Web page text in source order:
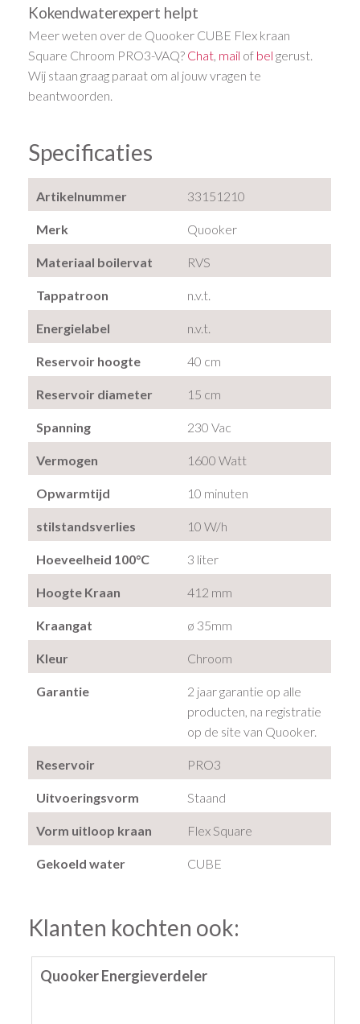
Kokendwaterexpert helpt
Meer weten over de Quooker CUBE Flex kraan
Square Chroom PRO3-VAQ? Chat, mail of bel gerust.
Wij staan graag paraat om al jouw vragen te
beantwoorden.
Specificaties
Artikelnummer 33151210
Merk Quooker
Materiaal boilervat RVS
Tappatroon n.v.t.
Energielabel n.v.t.
Reservoir hoogte 40 cm
Reservoir diameter 15 cm
Spanning 230 Vac
Vermogen 1600 Watt
Opwarmtijd 10 minuten
stilstandsverlies 10 W/h
Hoeveelheid 100°C 3 liter
Hoogte Kraan 412 mm
Kraangat ø 35mm
Kleur Chroom
Garantie
2 jaar garantie op alle
producten, na registratie
op de site van Quooker.
Reservoir PRO3
Uitvoeringsvorm Staand
Vorm uitloop kraan Flex Square
Gekoeld water CUBE
Klanten kochten ook:
Quooker Energieverdeler